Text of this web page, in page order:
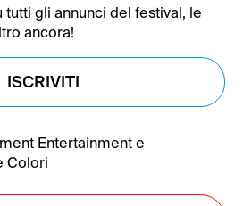
tutti gli annunci del festival, le
ancora!
ISCRIVITI
Entertainment e
Colori